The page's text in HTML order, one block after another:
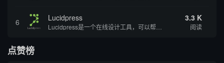
6 Lucidpress 3.3 K
阅读
点赞榜